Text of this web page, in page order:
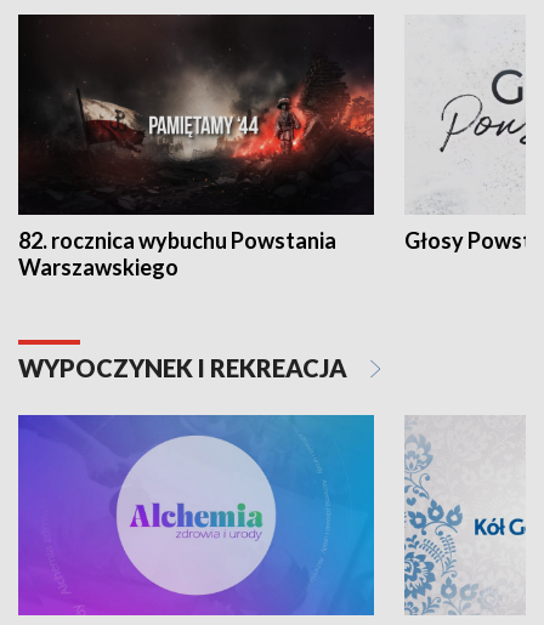
82. rocznica wybuchu Powstania
Warszawskiego
Głosy
WYPOCZYNEK I REKREACJA